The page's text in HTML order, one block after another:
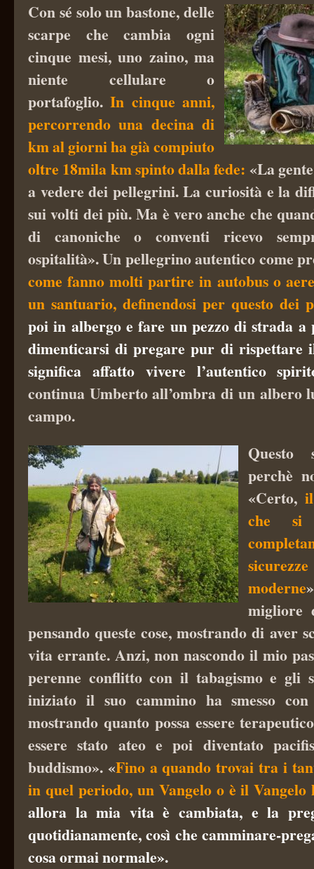
Con sé solo un bastone, delle
scarpe che cambia ogni
cinque mesi, uno zaino, ma
niente cellulare o
portafoglio.In cinque anni,
percorrendo una decina di
km al giorni ha già compiuto
oltre 18mila km spinto dalla fede: «La
a vedere dei pellegrini. La curiosità e la
sui volti dei più. Ma è vero anche che
di canoniche o conventi ricevo
ospitalità». Un pellegrino autentico come
come fanno molti partire in autobus o
un santuario, definendosi per questo dei
poi in albergo e fare un pezzo di strada
dimenticarsi di pregare pur di rispettare
significa affatto vivere l’autentico
continua Umberto all’ombra di un albero
campo.
Questo
perchè
«Certo,
che si
moderne
migliore
pensando queste cose, mostrando di aver
vita errante. Anzi, non nascondo il mio
perenne conflitto con il tabagismo e gli
iniziato il suo cammino ha smesso con
mostrando quanto possa essere
essere stato ateo e poi diventato
buddismo». «Fino a quando trovai tra i
in quel periodo, un Vangelo o è il
allora la mia vita è cambiata, e la
quotidianamente, così che camminare-
cosa ormai normale».